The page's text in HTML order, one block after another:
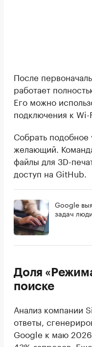
После
работает
Его можно
подключения к Wi-
Собрать
желающий.
файлы для 3D-
доступ на GitHub.
Google
задач
Доля
поиске
Анализ компании
ответы,
Google к маю 2026